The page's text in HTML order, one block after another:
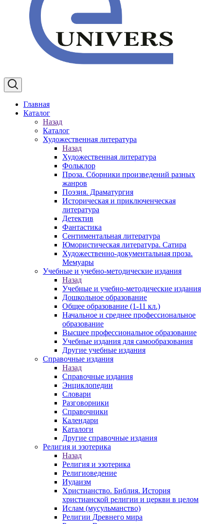
Главная
Каталог
Назад
Каталог
Художественная литература
Назад
Художественная литература
Фольклор
Проза. Сборники произведений разных
жанров
Поэзия. Драматургия
Историческая и приключенческая
литература
Детектив
Фантастика
Сентиментальная литература
Юмористическая литература. Сатира
Художественно-документальная проза.
Мемуары
Учебные и учебно-методические издания
Назад
Учебные и учебно-методические издания
Дошкольное образование
Общее образование (1-11 кл.)
Начальное и среднее профессиональное
образование
Высшее профессиональное образование
Учебные издания для самообразования
Другие учебные издания
Справочные издания
Назад
Справочные издания
Энциклопедии
Словари
Разговорники
Справочники
Календари
Каталоги
Другие справочные издания
Религия и эзотерика
Назад
Религия и эзотерика
Религиоведение
Иудаизм
Христианство. Библия. История
христианской религии и церкви в целом
Ислам (мусульманство)
Религии Древнего мира